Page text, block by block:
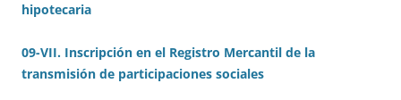
hipotecaria
09-VII. Inscripción en el Registro Mercantil de la
transmisión de participaciones sociales